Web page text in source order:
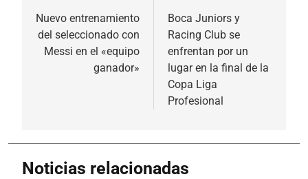
de
entradas
Nuevo entrenamiento
del seleccionado con
Messi en el «equipo
ganador»
Boca Juniors y
Racing Club se
enfrentan por un
lugar en la final de la
Copa Liga
Profesional
Noticias relacionadas